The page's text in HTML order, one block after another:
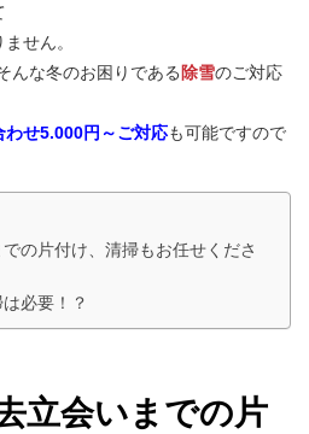
せん。
んな冬のお困りである 除雪のご対応
わせ5.000円～ご対応も可能ですので
の片付け、清掃もお任せくださ
必要！？
立会いまでの片